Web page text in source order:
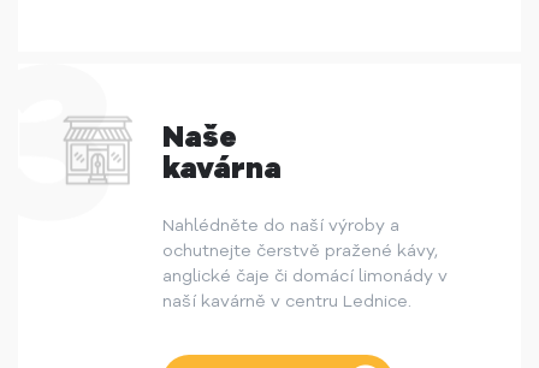
Naše
kavárna
Nahlédněte do naší výroby a
ochutnejte čerstvě pražené kávy,
anglické čaje či domácí limonády v
naší kavárně v centru Lednice.